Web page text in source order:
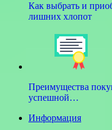
Как выбрать и
лишних хлопот
Преимущества
успешной…
Информация